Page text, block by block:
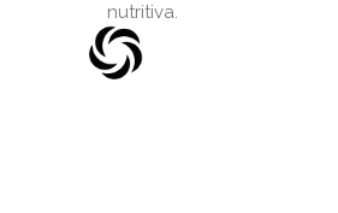
nutritiva.